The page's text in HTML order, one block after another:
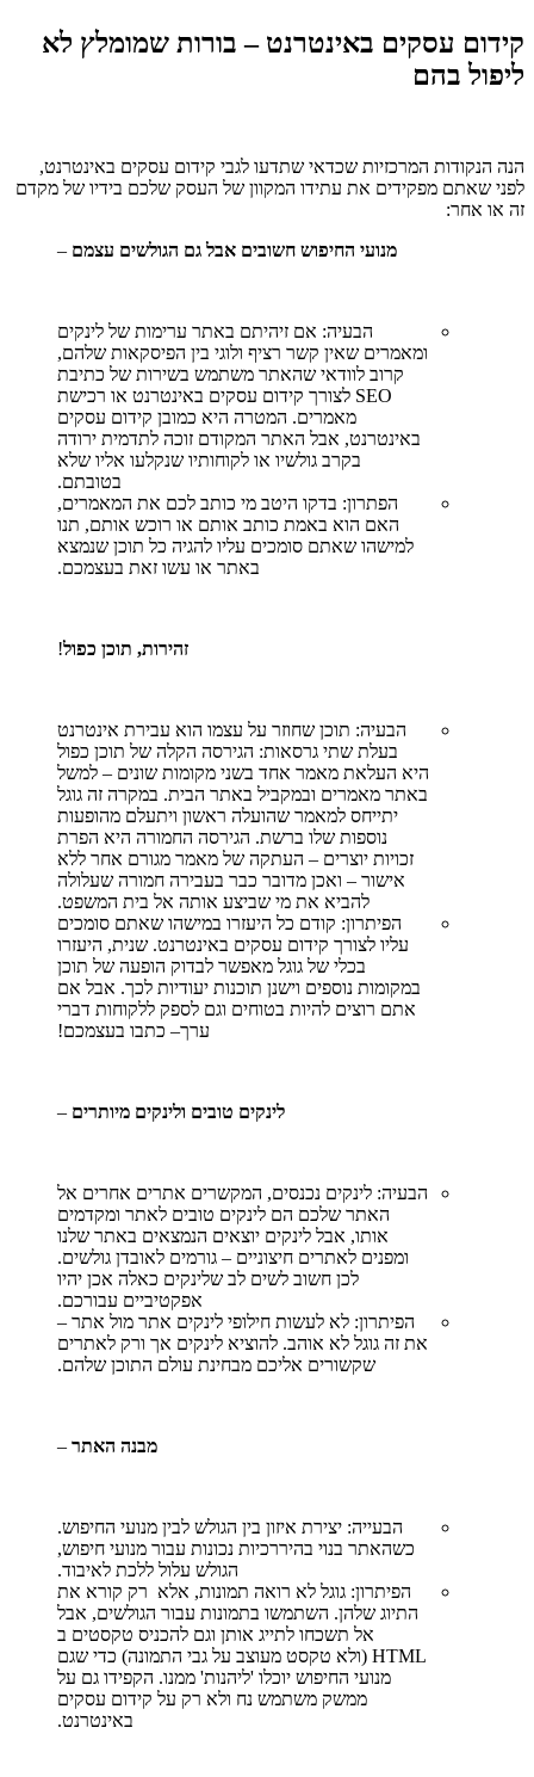
קידום עסקים באינטרנט – בורות שמומלץ לא
ליפול בהם
הנה הנקודות המרכזיות שכדאי שתדעו לגבי קידום עסקים באינטרנט,
לפני שאתם מפקידים את עתידו המקוון של העסק שלכם בידיו של מקדם
זה או אחר:
מנועי החיפוש חשובים אבל גם הגולשים עצמם –
הבעיה: אם זיהיתם באתר ערימות של לינקים
ומאמרים שאין קשר רציף ולוגי בין הפיסקאות שלהם,
קרוב לוודאי שהאתר משתמש בשירות של כתיבת
SEO לצורך קידום עסקים באינטרנט או רכישת
מאמרים. המטרה היא כמובן קידום עסקים
באינטרנט, אבל האתר המקודם זוכה לתדמית ירודה
בקרב גולשיו או לקוחותיו שנקלעו אליו שלא
בטובתם.
הפתרון: בדקו היטב מי כותב לכם את המאמרים,
האם הוא באמת כותב אותם או רוכש אותם, תנו
למישהו שאתם סומכים עליו להגיה כל תוכן שנמצא
באתר או עשו זאת בעצמכם.
זהירות, תוכן כפול!
הבעיה: תוכן שחוזר על עצמו הוא עבירת אינטרנט
בעלת שתי גרסאות: הגירסה הקלה של תוכן כפול
היא העלאת מאמר אחד בשני מקומות שונים – למשל
באתר מאמרים ובמקביל באתר הבית. במקרה זה גוגל
יתייחס למאמר שהועלה ראשון ויתעלם מהופעות
נוספות שלו ברשת. הגירסה החמורה היא הפרת
זכויות יוצרים – העתקה של מאמר מגורם אחר ללא
אישור – ואכן מדובר כבר בעבירה חמורה שעלולה
להביא את מי שביצע אותה אל בית המשפט.
הפיתרון: קודם כל היעזרו במישהו שאתם סומכים
עליו לצורך קידום עסקים באינטרנט. שנית, היעזרו
בכלי של גוגל מאפשר לבדוק הופעה של תוכן
במקומות נוספים וישנן תוכנות יעודיות לכך. אבל אם
אתם רוצים להיות בטוחים וגם לספק ללקוחות דברי
ערך– כתבו בעצמכם!
לינקים טובים ולינקים מיותרים –
הבעיה: לינקים נכנסים, המקשרים אתרים אחרים אל
האתר שלכם הם לינקים טובים לאתר ומקדמים
אותו, אבל לינקים יוצאים הנמצאים באתר שלנו
ומפנים לאתרים חיצוניים – גורמים לאובדן גולשים.
לכן חשוב לשים לב שלינקים כאלה אכן יהיו
אפקטיביים עבורכם.
הפיתרון: לא לעשות חילופי לינקים אתר מול אתר –
את זה גוגל לא אוהב. להוציא לינקים אך ורק לאתרים
שקשורים אליכם מבחינת עולם התוכן שלהם.
מבנה האתר –
הבעייה: יצירת איזון בין הגולש לבין מנועי החיפוש.
כשהאתר בנוי בהיררכיות נכונות עבור מנועי חיפוש,
הגולש עלול ללכת לאיבוד.
הפיתרון: גוגל לא רואה תמונות, אלא רק קורא את
התיוג שלהן. השתמשו בתמונות עבור הגולשים, אבל
אל תשכחו לתייג אותן וגם להכניס טקסטים ב
HTML (ולא טקסט מעוצב על גבי התמונה) כדי שגם
מנועי החיפוש יוכלו 'ליהנות' ממנו. הקפידו גם על
ממשק משתמש נח ולא רק על קידום עסקים
באינטרנט.